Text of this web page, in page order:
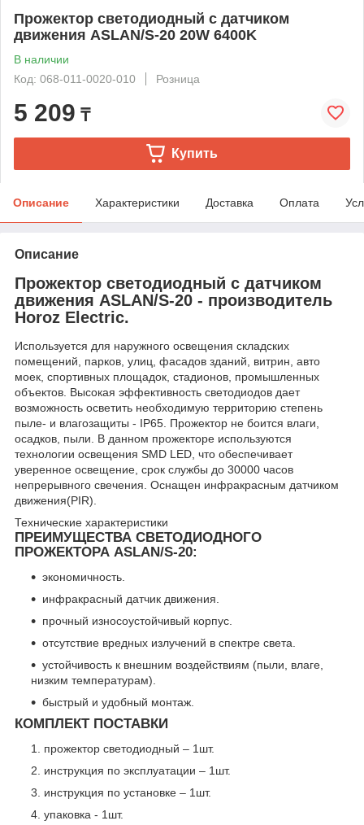
Прожектор светодиодный с датчиком
движения ASLAN/S-20 20W 6400K
В наличии
Код: 068-011-0020-010
Розница
5 209 ₸
Купить
Описание Характеристики Доставка Оплата
Описание
Прожектор светодиодный с датчиком
движения ASLAN/S-20 - производитель
Horoz Electric.
Используется для наружного освещения складских
помещений, парков, улиц, фасадов зданий, витрин, авто
моек, спортивных площадок, стадионов, промышленных
объектов. Высокая эффективность светодиодов дает
возможность осветить необходимую территорию степень
пыле- и влагозащиты - IP65. Прожектор не боится влаги,
осадков, пыли. В данном прожекторе используются
технологии освещения SMD LED, что обеспечивает
уверенное освещение, срок службы до 30000 часов
непрерывного свечения. Оснащен инфракрасным датчиком
движения(PIR).
Технические характеристики
ПРЕИМУЩЕСТВА СВЕТОДИОДНОГО
ПРОЖЕКТОРА ASLAN/S-20:
экономичность.
инфракрасный датчик движения.
прочный износоустойчивый корпус.
отсутствие вредных излучений в спектре света.
устойчивость к внешним воздействиям (пыли, влаге,
низким температурам).
быстрый и удобный монтаж.
КОМПЛЕКТ ПОСТАВКИ
прожектор светодиодный – 1шт.
инструкция по эксплуатации – 1шт.
инструкция по установке – 1шт.
упаковка - 1шт.